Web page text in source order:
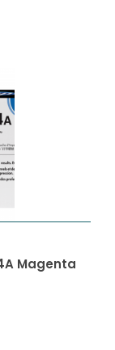
Magenta